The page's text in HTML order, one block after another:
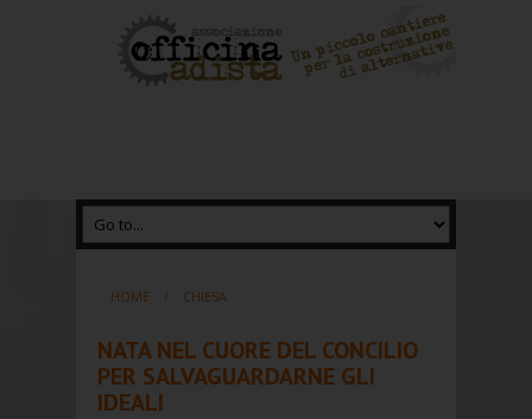
HOME CHIESA
NATA NEL CUORE DEL CONCILIO
PER SALVAGUARDARNE GLI
IDEALI